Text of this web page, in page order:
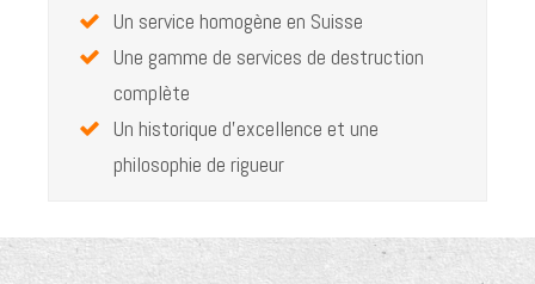
Un service homogène en Suisse
Une gamme de services de destruction
complète
Un historique d'excellence et une
philosophie de rigueur